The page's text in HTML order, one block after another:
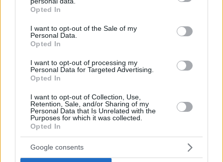
grant or deny consent to Google and its third-party tags to
use your data for below specified purposes in below Google
consent section.
Opted In
I want to opt-out of the Sale of my
Personal Data.
Opted In
I want to opt-out of processing my
Personal Data for Targeted Advertising.
Opted In
I want to opt-out of Collection, Use,
Retention, Sale, and/or Sharing of my
Personal Data that Is Unrelated with the
Purposes for which it was collected.
Opted In
Google consents